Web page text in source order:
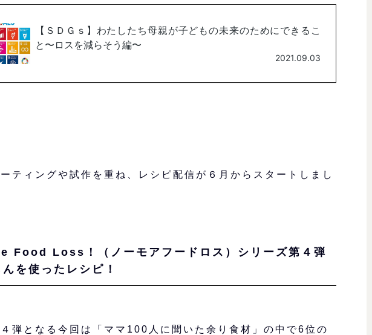
ティングや試作を重ね、レシピ配信が６月からスタートしまし
Food Loss！（ノーモアフードロス）シリーズ第４弾
を使ったレシピ！
弾となる今回は「ママ100人に聞いた余り食材」の中で6位の